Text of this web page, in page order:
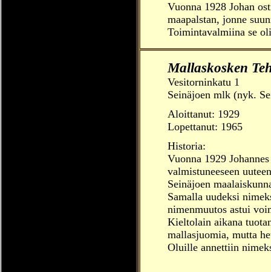
Vuonna 1928 Johan
maapalstan, jonne
Toimintavalmiina se
Mallaskosken
Vesitorninkatu 1
Seinäjoen mlk (nyk.
Aloittanut: 1929
Lopettanut: 1965
Historia:
Vuonna 1929
valmistuneeseen
Seinäjoen
Samalla uudeksi
nimenmuutos astui
Kieltolain aikana
mallasjuomia, mutta
Oluille annettiin